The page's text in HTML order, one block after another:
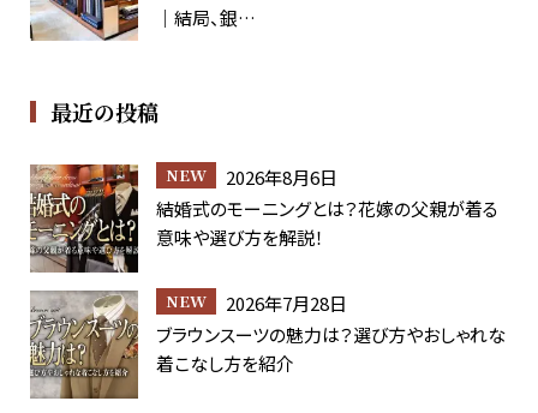
｜結局、銀…
最近の投稿
2026年8月6日
結婚式のモーニングとは？花嫁の父親が着る
意味や選び方を解説！
2026年7月28日
ブラウンスーツの魅力は？選び方やおしゃれな
着こなし方を紹介